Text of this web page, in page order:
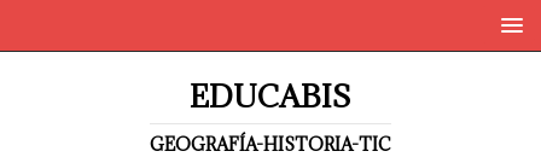
EDUCABIS
GEOGRAFÍA-HISTORIA-TIC